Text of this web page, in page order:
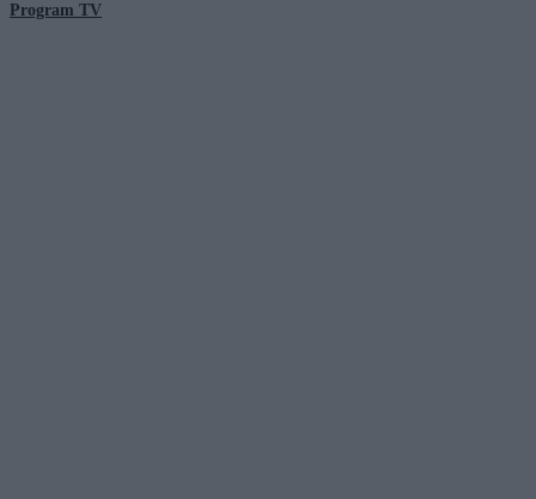
Program TV